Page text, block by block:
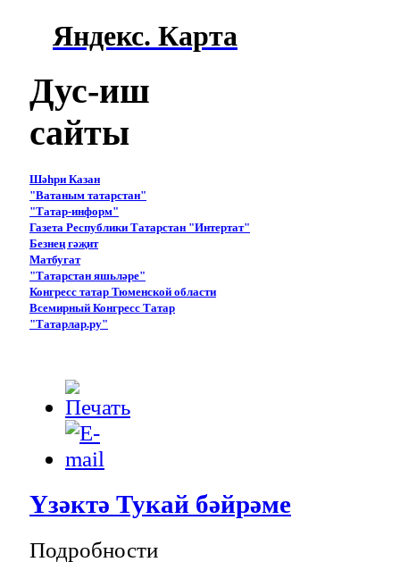
Яндекс. Карта
Дус-иш
сайты
Шәһри Казан
"Ватаным татарстан"
"Татар-информ"
Газета Республики Татарстан "Интертат"
Безнең гәҗит
Матбугат
"Татарстан яшьләре"
Конгресс татар Тюменской области
Всемирный Конгресс Татар
"Татарлар.ру"
Үзәктә Тукай бәйрәме
Подробности